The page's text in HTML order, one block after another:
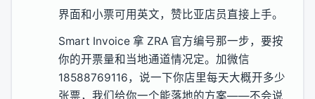
界面和小票可用英文，赞比亚店员直接上手。
Smart Invoice 拿 ZRA 官方编号那一步，要按
你的开票量和当地通道情况定。加微信
18588769116，说一下你店里每天大概开多少
张票，我们给你一个能落地的方案——不会说